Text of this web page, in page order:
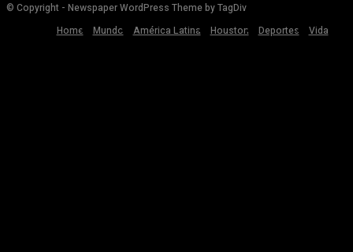
© Copyright - Newspaper WordPress Theme by TagDiv
Home
Mundo América Latina Houston Deportes Vida